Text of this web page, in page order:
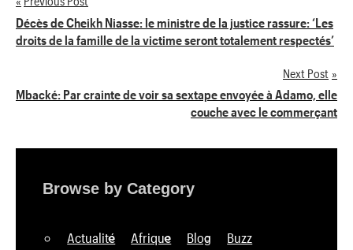
Navigation
de
Décès de Cheikh Niasse: le ministre de la justice rassure: ‘Les
droits de la famille de la victime seront totalement respectés’
Next Post
Mbacké: Par crainte de voir sa sextape envoyée à Adamo, elle
couche avec le commerçant
Browse by Category
Actualité Afrique Blog Buzz